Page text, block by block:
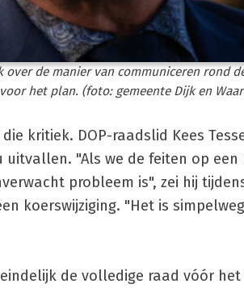
over de manier van communiceren rond
het plan. (foto: gemeente Dijk en
kritiek. DOP-raadslid Kees
"Als we de feiten op
probleem is", zei hij
koerswijziging. "Het is
de volledige raad vóór